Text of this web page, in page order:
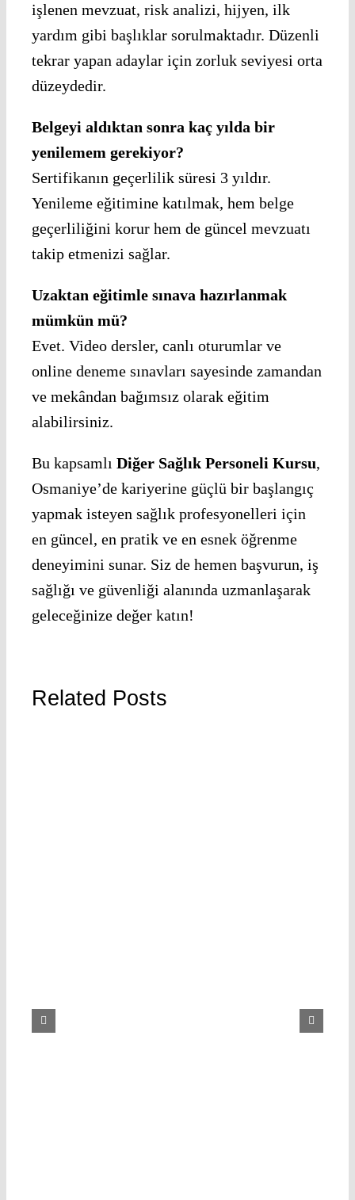
işlenen mevzuat, risk analizi, hijyen, ilk
yardım gibi başlıklar sorulmaktadır. Düzenli
tekrar yapan adaylar için zorluk seviyesi orta
düzeydedir.
Belgeyi aldıktan sonra kaç yılda bir
yenilemem gerekiyor?
Sertifikanın geçerlilik süresi 3 yıldır.
Yenileme eğitimine katılmak, hem belge
geçerliliğini korur hem de güncel mevzuatı
takip etmenizi sağlar.
Uzaktan eğitimle sınava hazırlanmak
mümkün mü?
Evet. Video dersler, canlı oturumlar ve
online deneme sınavları sayesinde zamandan
ve mekândan bağımsız olarak eğitim
alabilirsiniz.
Bu kapsamlı Diğer Sağlık Personeli Kursu,
Osmaniye’de kariyerine güçlü bir başlangıç
yapmak isteyen sağlık profesyonelleri için
en güncel, en pratik ve en esnek öğrenme
deneyimini sunar. Siz de hemen başvurun, iş
sağlığı ve güvenliği alanında uzmanlaşarak
geleceğinize değer katın!
Related Posts